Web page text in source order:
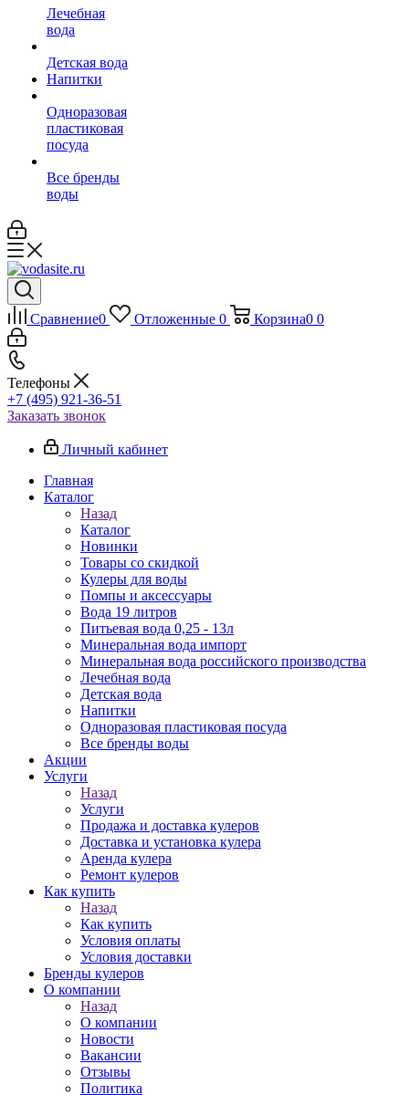
Лечебная
вода
Детская вода
Напитки
Одноразовая
пластиковая
посуда
Все бренды
воды
Сравнение0 Отложенные 0 Корзина0 0
Телефоны
+7 (495) 921-36-51
Заказать звонок
Личный кабинет
Главная
Каталог
Назад
Каталог
Новинки
Товары со скидкой
Кулеры для воды
Помпы и аксессуары
Вода 19 литров
Питьевая вода 0,25 - 13л
Минеральная вода импорт
Минеральная вода российского производства
Лечебная вода
Детская вода
Напитки
Одноразовая пластиковая посуда
Все бренды воды
Акции
Услуги
Назад
Услуги
Продажа и доставка кулеров
Доставка и установка кулера
Аренда кулера
Ремонт кулеров
Как купить
Назад
Как купить
Условия оплаты
Условия доставки
Бренды кулеров
О компании
Назад
О компании
Новости
Вакансии
Отзывы
Политика